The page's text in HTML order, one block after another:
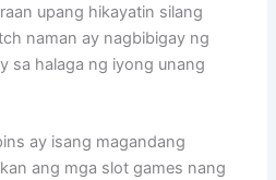
upang hikayatin silang
naman ay nagbibigay ng
sa halaga ng iyong unang
ay isang magandang
ang mga slot games nang